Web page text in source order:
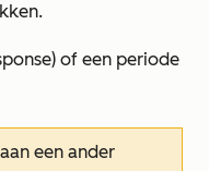
of een periode
een ander